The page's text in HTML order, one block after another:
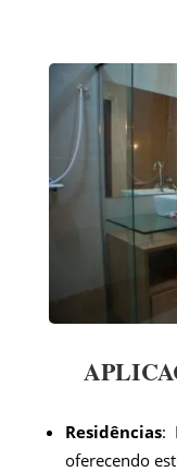
Residências:
oferecendo